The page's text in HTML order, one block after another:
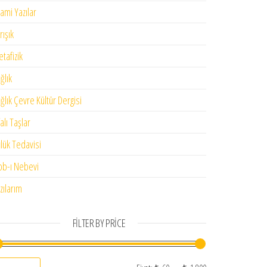
Yazılar
Çevre Kültür Dergisi
Taşlar
Tedavisi
ı Nebevi
FILTER BY PRICE